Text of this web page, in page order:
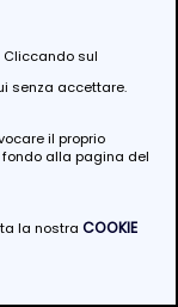
Cliccando sul
senza accettare.
il proprio
fondo alla pagina del
la nostraCOOKIE
Silone n. 4